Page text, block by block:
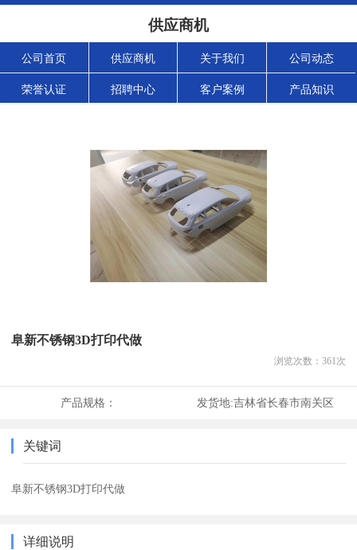
供应商机
公司首页 供应商机 关于我们 公司动态
荣誉认证 招聘中心 客户案例 产品知识
阜新不锈钢3D打印代做
浏览次数： 361次
产品规格： 发货地:吉林省长春市南关区
关键词
阜新不锈钢3D打印代做
详细说明